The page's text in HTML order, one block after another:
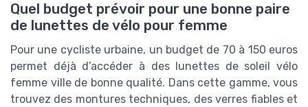
Quel budget prévoir pour une bonne paire
de lunettes de vélo pour femme
Pour une cycliste urbaine, un budget de 70 à 150 euros
permet déjà d’accéder à des lunettes de soleil vélo
femme ville de bonne qualité. Dans cette gamme, vous
trouvez des montures techniques, des verres fiables et